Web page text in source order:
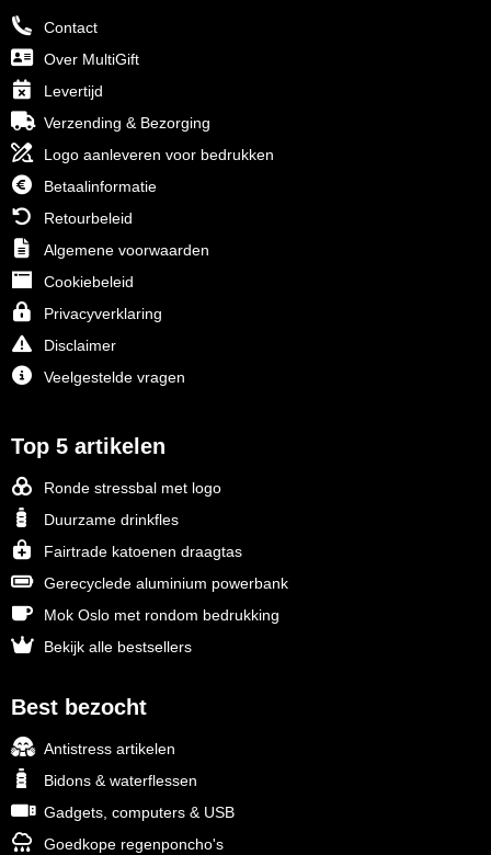
Contact
Over MultiGift
Levertijd
Verzending & Bezorging
Logo aanleveren voor bedrukken
Betaalinformatie
Retourbeleid
Algemene voorwaarden
Cookiebeleid
Privacyverklaring
Disclaimer
Veelgestelde vragen
Top 5 artikelen
Ronde stressbal met logo
Duurzame drinkfles
Fairtrade katoenen draagtas
Gerecyclede aluminium powerbank
Mok Oslo met rondom bedrukking
Bekijk alle bestsellers
Best bezocht
Antistress artikelen
Bidons & waterflessen
Gadgets, computers & USB
Goedkope regenponcho's